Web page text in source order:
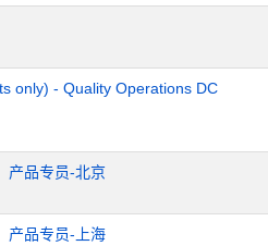
only) - Quality Operations DC
产品专员-北京
产品专员-上海